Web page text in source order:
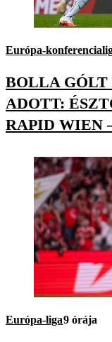
Európa-
BOLLA GÓLT
ADOTT:
RAPID WIEN
Európa-liga9 órája